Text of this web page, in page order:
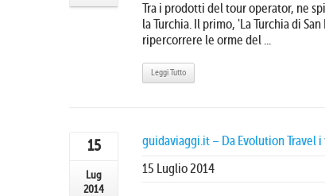
Tra i prodotti del tour operator, ne
la Turchia. Il primo, 'La Turchia di
ripercorrere le orme del ...
Leggi Tutto
15
Lug
2014
guidaviaggi.it – Da Evolution Travel
15 Luglio 2014